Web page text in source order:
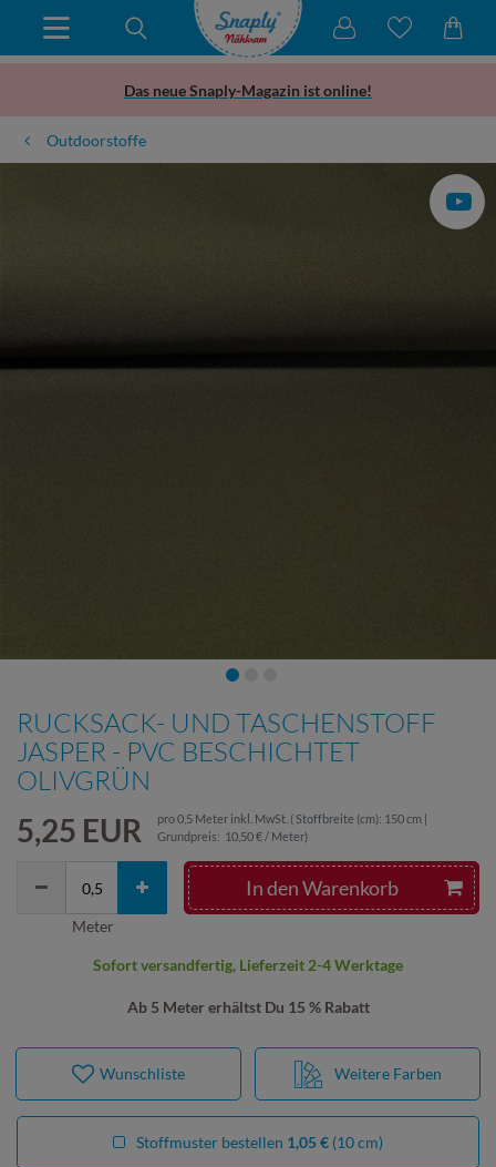
Das neue Snaply-Magazin ist online!
Outdoorstoffe
RUCKSACK- UND TASCHENSTOFF
JASPER - PVC BESCHICHTET
OLIVGRÜN
5,25 EUR pro0,5 Meter inkl. MwSt. ( Stoffbreite (cm): 150 cm |
Grundpreis: 10,50 € / Meter)
Ab 5 Meter erhältst Du 15 % Rabatt
In den Warenkorb
Meter
Sofort versandfertig, Lieferzeit 2-4 Werktage
Weitere Farben
Wunschliste
Stoffmuster bestellen 1,05 € (10 cm)